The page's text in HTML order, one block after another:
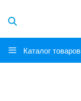
Каталог товаров